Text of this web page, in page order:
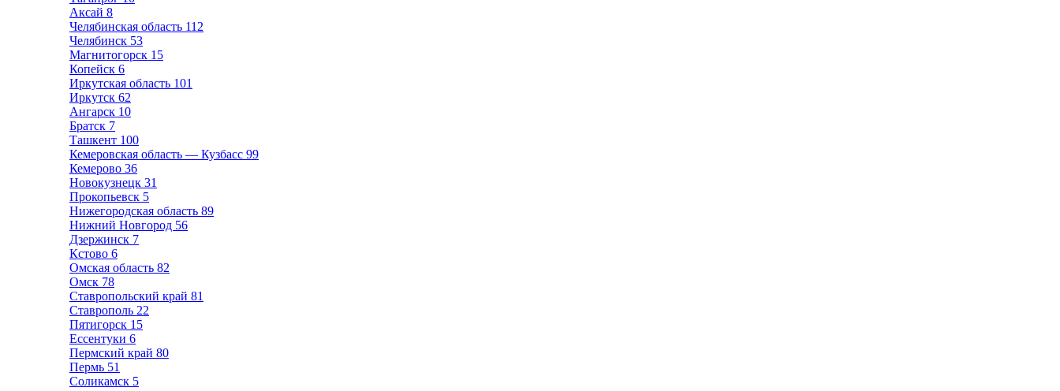
Аксай 8
Челябинская область 112
Челябинск 53
Магнитогорск 15
Копейск 6
Иркутская область 101
Иркутск 62
Ангарск 10
Братск 7
Ташкент 100
Кемеровская область — Кузбасс 99
Кемерово 36
Новокузнецк 31
Прокопьевск 5
Нижегородская область 89
Нижний Новгород 56
Дзержинск 7
Кстово 6
Омская область 82
Омск 78
Ставропольский край 81
Ставрополь 22
Пятигорск 15
Ессентуки 6
Пермский край 80
Пермь 51
Соликамск 5